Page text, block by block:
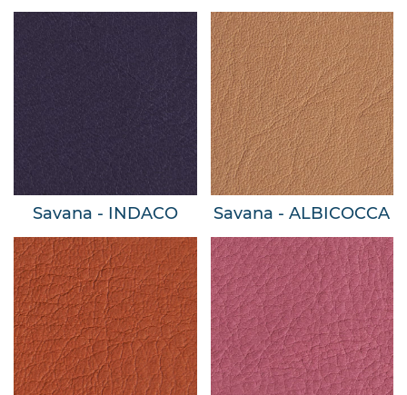
Savana - INDACO Savana - ALBICOCCA